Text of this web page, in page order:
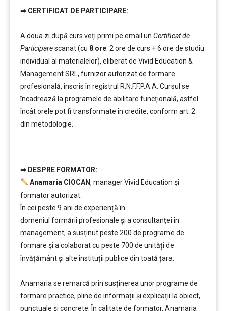
⇒ CERTIFICAT DE PARTICIPARE:
A doua zi după curs veți primi pe email un Certificat de
Participarescanat (cu 8 ore: 2 ore de curs + 6 ore de studiu
individual al materialelor), eliberat de Vivid Education &
Management SRL, furnizor autorizat de formare
profesională, înscris în registrul R.N.F.F.P.A.A. Cursul se
încadrează la programele de abilitare funcțională, astfel
încât orele pot fi transformate în credite, conform art. 2
din metodologie.
⇒ DESPR E FORMATOR:
Anamaria CIOCAN, manager Vivid Education și
formator autorizat.
În cei peste 9 ani de experiență în
domeniul formării profesionale și a consultanței în
management, a susținut peste 200 de programe de
formare și a colaborat cu peste 700 de unități de
învățământ şi alte instituții publice din toată țara.
Anamaria se remarcă prin susținerea unor programe de
formare practice, pline de informații și explicații la obiect,
punctuale și concrete. În calitate de formator, Anamaria